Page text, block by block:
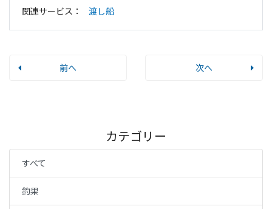
関連サービス： 渡し船
前へ 次へ
カテゴリー
すべて
釣果